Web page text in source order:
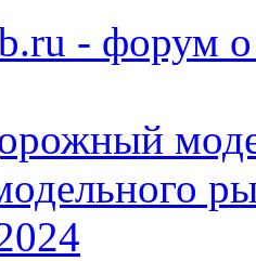
- форум